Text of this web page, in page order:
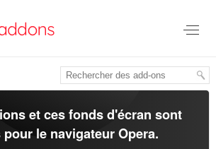
et ces fonds d'écran sont
le navigateur Opera.